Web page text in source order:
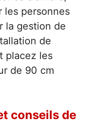
les personnes
la gestion de
de
placez les
de 90 cm
conseils de